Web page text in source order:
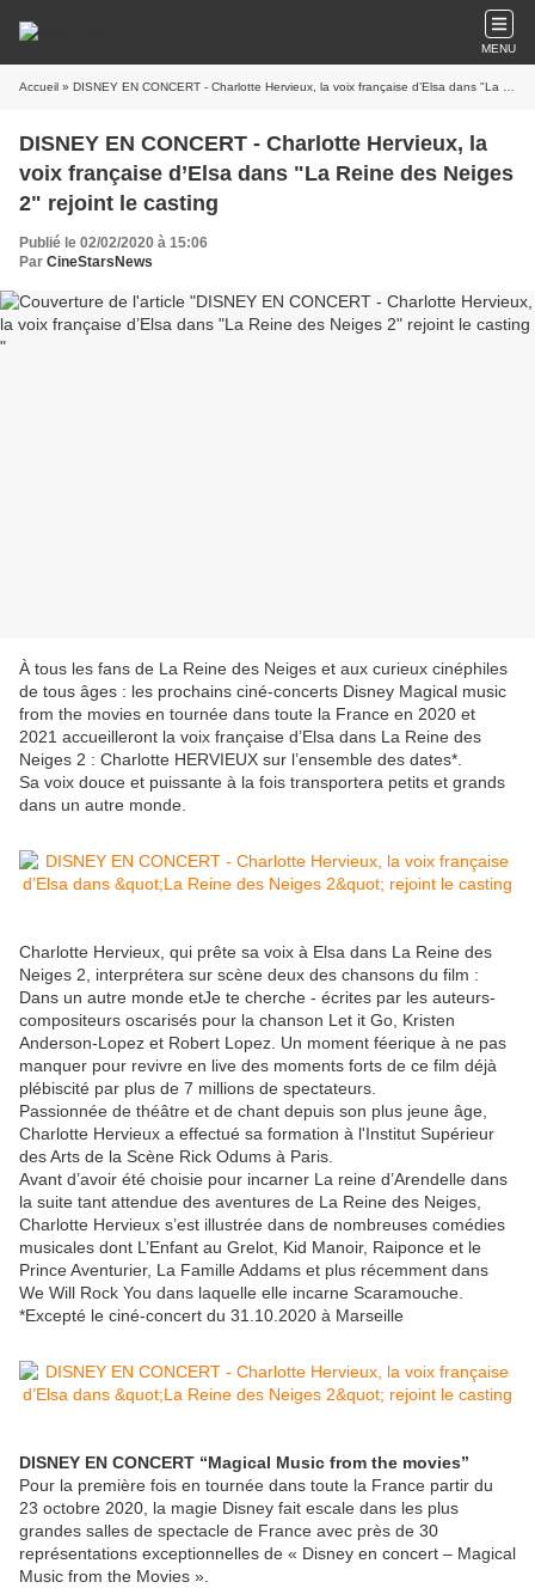
MENU
Accueil » DISNEY EN CONCERT - Charlotte Hervieux, la voix française d’Elsa dans "La Reine des Neiges 2" rejoint le casting
DISNEY EN CONCERT - Charlotte Hervieux, la
voix française d’Elsa dans "La Reine des Neiges
2" rejoint le casting
Publié le 02/02/2020 à 15:06
Par CineStarsNews
À tous les fans de La Reine des Neiges et aux curieux cinéphiles
de tous âges : les prochains ciné-concerts Disney Magical music
from the movies en tournée dans toute la France en 2020 et
2021 accueilleront la voix française d’Elsa dans La Reine des
Neiges 2 : Charlotte HERVIEUX sur l’ensemble des dates*.
Sa voix douce et puissante à la fois transportera petits et grands
dans un autre monde.
Charlotte Hervieux, qui prête sa voix à Elsa dans La Reine des
Neiges 2, interprétera sur scène deux des chansons du film :
Dans un autre monde etJe te cherche - écrites par les auteurs-
compositeurs oscarisés pour la chanson Let it Go, Kristen
Anderson-Lopez et Robert Lopez. Un moment féerique à ne pas
manquer pour revivre en live des moments forts de ce film déjà
plébiscité par plus de 7 millions de spectateurs.
Passionnée de théâtre et de chant depuis son plus jeune âge,
Charlotte Hervieux a effectué sa formation à l'Institut Supérieur
des Arts de la Scène Rick Odums à Paris.
Avant d’avoir été choisie pour incarner La reine d’Arendelle dans
la suite tant attendue des aventures de La Reine des Neiges,
Charlotte Hervieux s’est illustrée dans de nombreuses comédies
musicales dont L’Enfant au Grelot, Kid Manoir, Raiponce et le
Prince Aventurier, La Famille Addams et plus récemment dans
We Will Rock You dans laquelle elle incarne Scaramouche.
*Excepté le ciné-concert du 31.10.2020 à Marseille
DISNEY EN CONCERT “Magical Music from the movies”
Pour la première fois en tournée dans toute la France partir du
23 octobre 2020, la magie Disney fait escale dans les plus
grandes salles de spectacle de France avec près de 30
représentations exceptionnelles de « Disney en concert – Magical
Music from the Movies ».